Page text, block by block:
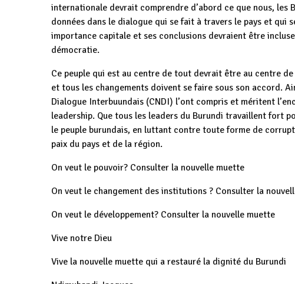
internationale devrait comprendre d’abord ce que nous,
données dans le dialogue qui se fait à travers le pays et qui
importance capitale et ses conclusions devraient être
démocratie.
Ce peuple qui est au centre de tout devrait être au centre
et tous les changements doivent se faire sous son accord.
Dialogue Interbuundais (CNDI) l’ont compris et méritent
leadership. Que tous les leaders du Burundi travaillent fort
le peuple burundais, en luttant contre toute forme de
paix du pays et de la région.
On veut le pouvoir? Consulter la nouvelle muette
On veut le changement des institutions ? Consulter la
On veut le développement? Consulter la nouvelle muette
Vive notre Dieu
Vive la nouvelle muette qui a restauré la dignité du Burundi